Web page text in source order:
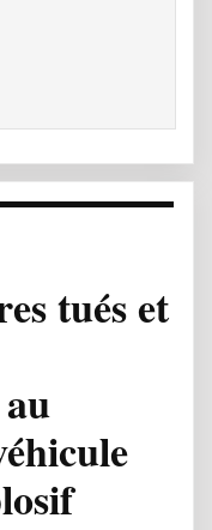
tués et